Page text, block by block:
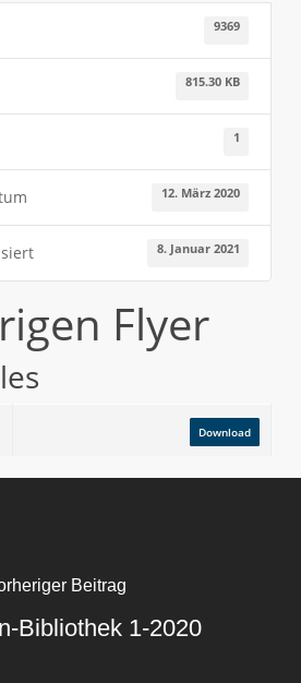
9369
815.30 KB
1
12. März 2020
8. Januar 2021
Flyer
Download
Beitrag
Bibliothek 1-2020